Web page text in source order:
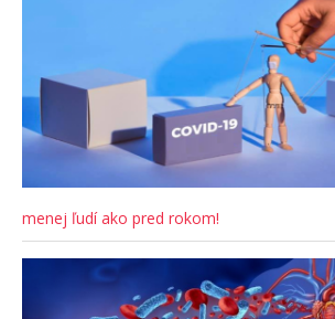
menej ľudí ako pred rokom!